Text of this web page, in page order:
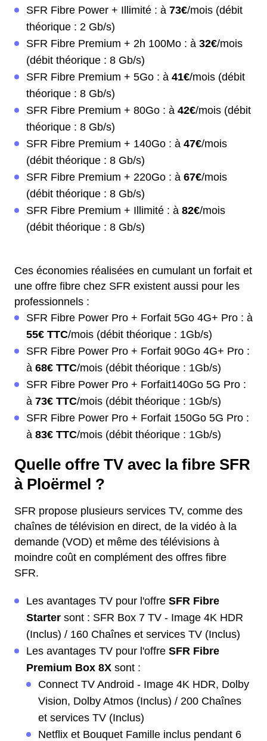
SFR Fibre Power + Illimité : à 73€/mois (débit
théorique : 2 Gb/s)
SFR Fibre Premium + 2h 100Mo : à 32€/mois
(débit théorique : 8 Gb/s)
SFR Fibre Premium + 5Go : à 41€/mois (débit
théorique : 8 Gb/s)
SFR Fibre Premium + 80Go : à 42€/mois (débit
théorique : 8 Gb/s)
SFR Fibre Premium + 140Go : à 47€/mois
(débit théorique : 8 Gb/s)
SFR Fibre Premium + 220Go : à 67€/mois
(débit théorique : 8 Gb/s)
SFR Fibre Premium + Illimité : à 82€/mois
(débit théorique : 8 Gb/s)
Ces économies réalisées en cumulant un forfait et
une offre fibre chez SFR existent aussi pour les
professionnels :
SFR Fibre Power Pro + Forfait 5Go 4G+ Pro : à
55€ TTC/mois (débit théorique : 1Gb/s)
SFR Fibre Power Pro + Forfait 90Go 4G+ Pro :
à 68€ TTC/mois (débit théorique : 1Gb/s)
SFR Fibre Power Pro + Forfait140Go 5G Pro :
à 73€ TTC/mois (débit théorique : 1Gb/s)
SFR Fibre Power Pro + Forfait 150Go 5G Pro :
à 83€ TTC/mois (débit théorique : 1Gb/s)
Quelle offre TV avec la fibre SFR
à Ploërmel ?
SFR propose plusieurs services TV, comme des
chaînes de télévision en direct, de la vidéo à la
demande (VOD) et même des télévisions à
moindre coût en complément des offres fibre
SFR.
Les avantages TV pour l'offre SFR Fibre
Starter sont : SFR Box 7 TV - Image 4K HDR
(Inclus) / 160 Chaînes et services TV (Inclus)
Les avantages TV pour l'offre SFR Fibre
Premium Box 8X sont :
Connect TV Android - Image 4K HDR, Dolby
Vision, Dolby Atmos (Inclus) / 200 Chaînes
et services TV (Inclus)
Netflix et Bouquet Famille inclus pendant 6